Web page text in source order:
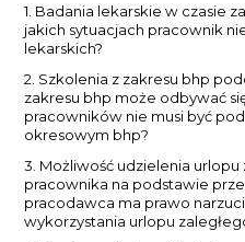
1. Badania lekarskie w czasie
jakich sytuacjach pracownik
lekarskich?
2. Szkolenia z zakresu bhp
zakresu bhp może odbywać
pracowników nie musi być
okresowym bhp?
3. Możliwość udzielenia
pracownika na podstawie
pracodawca ma prawo
wykorzystania urlopu